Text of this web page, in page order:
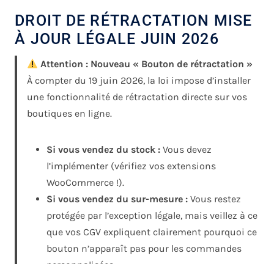
DROIT DE RÉTRACTATION MISE
À JOUR LÉGALE JUIN 2026
Attention : Nouveau « Bouton de rétractation »
À compter du 19 juin 2026, la loi impose d’installer
une fonctionnalité de rétractation directe sur vos
boutiques en ligne.
Si vous vendez du stock : Vous devez
l’implémenter (vérifiez vos extensions
WooCommerce !).
Si vous vendez du sur-mesure : Vous restez
protégée par l’exception légale, mais veillez à ce
que vos CGV expliquent clairement pourquoi ce
bouton n’apparaît pas pour les commandes